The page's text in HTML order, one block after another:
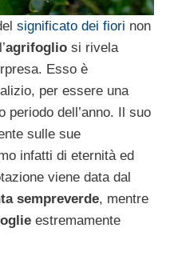
significato dei fiori non
agrifoglio si rivela
Esso è
per essere una
periodo dell’anno. Il suo
sulle sue
infatti di eternità ed
viene data dal
sempreverde, mentre
estremamente